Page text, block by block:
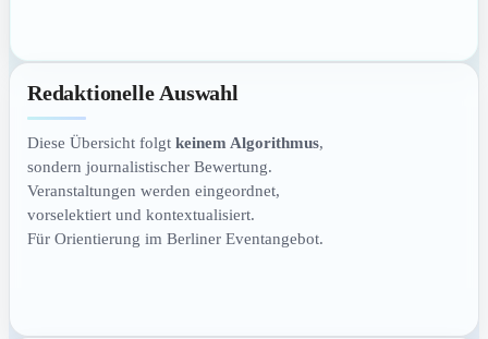
Redaktionelle Auswahl
Diese Übersicht folgt keinem Algorithmus,
sondern journalistischer Bewertung.
Veranstaltungen werden eingeordnet,
vorselektiert und kontextualisiert.
Für Orientierung im Berliner Eventangebot.